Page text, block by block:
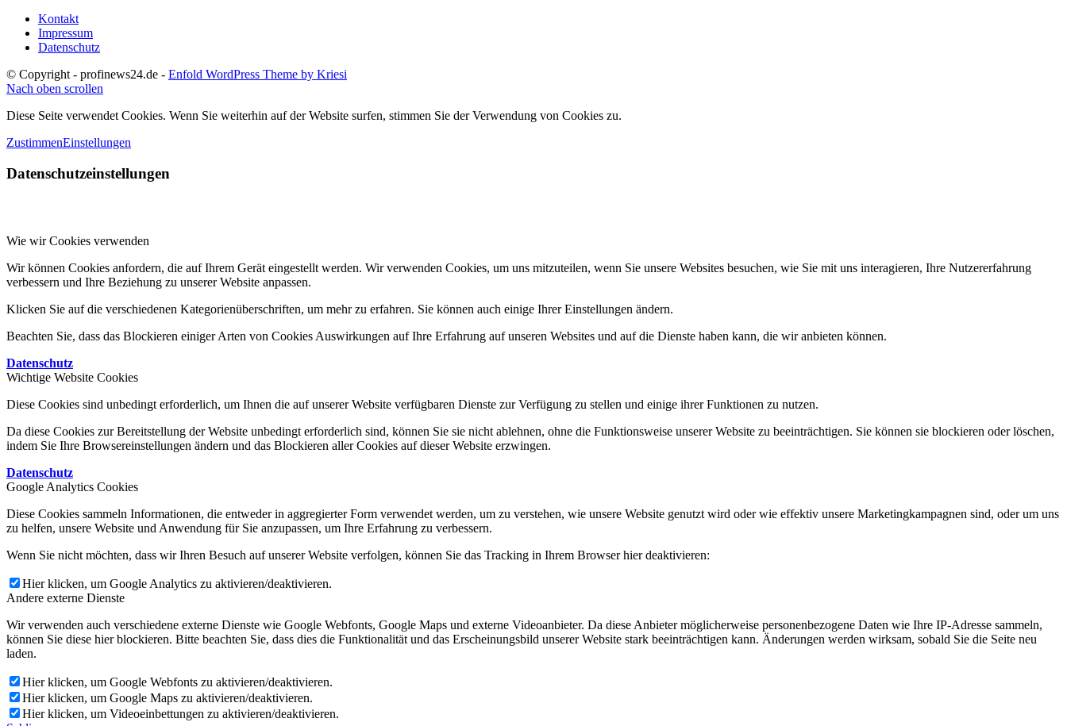
Kontakt
Impressum
Datenschutz
© Copyright - profinews24.de - Enfold WordPress Theme by Kriesi
Nach oben scrollen
Diese Seite verwendet Cookies. Wenn Sie weiterhin auf der Website surfen, stimmen Sie der Verwendung von Cookies zu.
ZustimmenEinstellungen
Datenschutzeinstellungen
Wie wir Cookies verwenden
Wir können Cookies anfordern, die auf Ihrem Gerät eingestellt werden. Wir verwenden Cookies, um uns mitzuteilen, wenn Sie unsere Websites besuchen, wie Sie mit uns interagieren, Ihre Nutzererfahrung
verbessern und Ihre Beziehung zu unserer Website anpassen.
Klicken Sie auf die verschiedenen Kategorienüberschriften, um mehr zu erfahren. Sie können auch einige Ihrer Einstellungen ändern.
Beachten Sie, dass das Blockieren einiger Arten von Cookies Auswirkungen auf Ihre Erfahrung auf unseren Websites und auf die Dienste haben kann, die wir anbieten können.
Datenschutz
Wichtige Website Cookies
Diese Cookies sind unbedingt erforderlich, um Ihnen die auf unserer Website verfügbaren Dienste zur Verfügung zu stellen und einige ihrer Funktionen zu nutzen.
Da diese Cookies zur Bereitstellung der Website unbedingt erforderlich sind, können Sie sie nicht ablehnen, ohne die Funktionsweise unserer Website zu beeinträchtigen. Sie können sie blockieren oder löschen,
indem Sie Ihre Browsereinstellungen ändern und das Blockieren aller Cookies auf dieser Website erzwingen.
Datenschutz
Google Analytics Cookies
Diese Cookies sammeln Informationen, die entweder in aggregierter Form verwendet werden, um zu verstehen, wie unsere Website genutzt wird oder wie effektiv unsere Marketingkampagnen sind, oder um uns
zu helfen, unsere Website und Anwendung für Sie anzupassen, um Ihre Erfahrung zu verbessern.
Wenn Sie nicht möchten, dass wir Ihren Besuch auf unserer Website verfolgen, können Sie das Tracking in Ihrem Browser hier deaktivieren:
Hier klicken, um Google Analytics zu aktivieren/deaktivieren.
Andere externe Dienste
Wir verwenden auch verschiedene externe Dienste wie Google Webfonts, Google Maps und externe Videoanbieter. Da diese Anbieter möglicherweise personenbezogene Daten wie Ihre IP-Adresse sammeln,
können Sie diese hier blockieren. Bitte beachten Sie, dass dies die Funktionalität und das Erscheinungsbild unserer Website stark beeinträchtigen kann. Änderungen werden wirksam, sobald Sie die Seite neu
laden.
Hier klicken, um Google Webfonts zu aktivieren/deaktivieren.
Hier klicken, um Google Maps zu aktivieren/deaktivieren.
Hier klicken, um Videoeinbettungen zu aktivieren/deaktivieren.